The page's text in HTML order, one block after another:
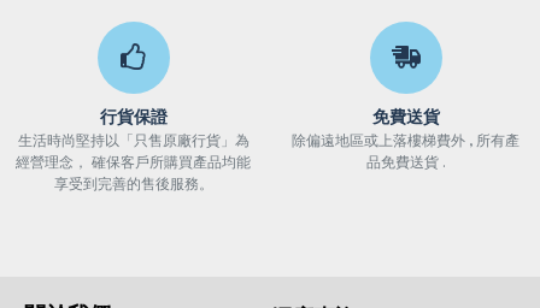
行貨保證
生活時尚堅持以「只售原廠行貨」為
經營理念， 確保客戶所購買產品均能
享受到完善的售後服務。
免費送貨
除偏遠地區或上落樓梯費外 , 所有產
品免費送貨 .